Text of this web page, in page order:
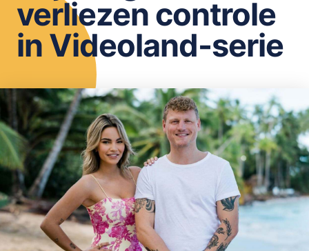
OPSLAAN
verliezen controle
in Videoland-serie